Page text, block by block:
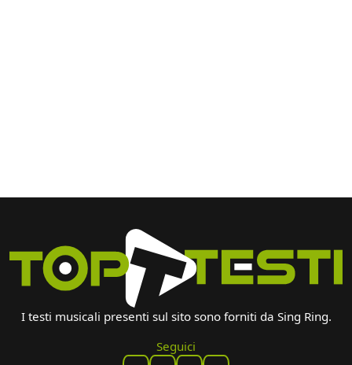
I testi musicali presenti sul sito sono forniti da Sing Ring.
Seguici